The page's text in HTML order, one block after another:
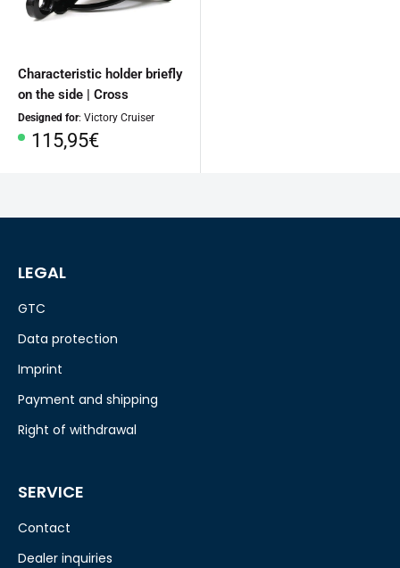
Characteristic holder briefly
on the side | Cross
Designed for: Victory Cruiser
Special
115,95€
LEGAL
GTC
Data protection
Imprint
Payment and shipping
Right of withdrawal
SERVICE
Contact
Dealer inquiries